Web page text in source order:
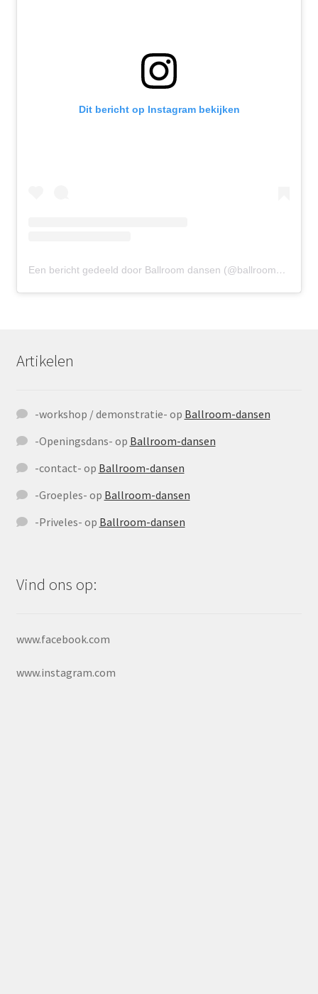
Dit bericht op Instagram bekijken
Een bericht gedeeld door Ballroom dansen (@ballroomdansen)
Artikelen
-workshop / demonstratie- op Ballroom-dansen
-Openingsdans- op Ballroom-dansen
-contact- op Ballroom-dansen
-Groeples- op Ballroom-dansen
-Priveles- op Ballroom-dansen
Vind ons op:
www.facebook.com
www.instagram.com